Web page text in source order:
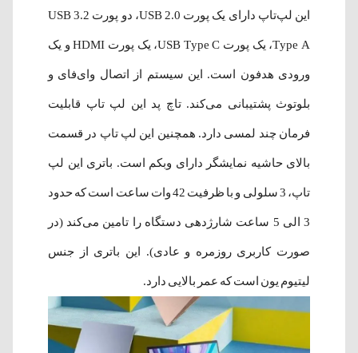
این لپ‌تاپ دارای یک پورت USB 2.0، دو پورت USB 3.2
Type A، یک پورت USB Type C، یک پورت HDMI و یک
ورودی هدفون است. این سیستم از اتصال وای‌فای و
بلوتوث پشتیبانی می‌کند. تاچ پد این لپ تاپ قابلیت
فرمان چند لمسی دارد. همچنین این لپ تاپ در قسمت
بالای حاشیه‌ نمایشگر دارای وبکم است. باتری این لپ
تاپ، 3 سلولی و با ظرفیت 42 وات ساعت است که حدود
3 الی 5 ساعت شارژدهی دستگاه را تامین می‌کند (در
صورت کاربری روزمره و عادی). این باتری از جنس
لیتیوم یون است که عمر بالایی دارد.